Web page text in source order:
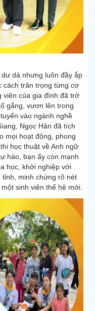
dả nhưng luôn đầy ắp
cách trân trọng từng cơ
viên của gia đình đã trở
gắng, vươn lên trong
vào ngành nghề
Ngọc Hân đã tích
mọi hoạt động, phong
học thuật về Anh ngữ
hào, bạn ấy còn mạnh
học, khởi nghiệp với
minh chứng rõ nét
sinh viên thế hệ mới.